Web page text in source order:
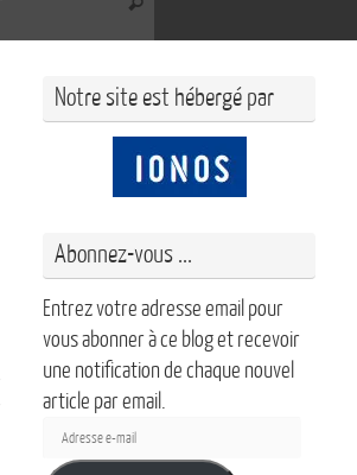
Notre site est hébergé par
Abonnez-vous ...
Entrez votre adresse email pour
vous abonner à ce blog et recevoir
une notification de chaque nouvel
article par email.
Adresse
e-